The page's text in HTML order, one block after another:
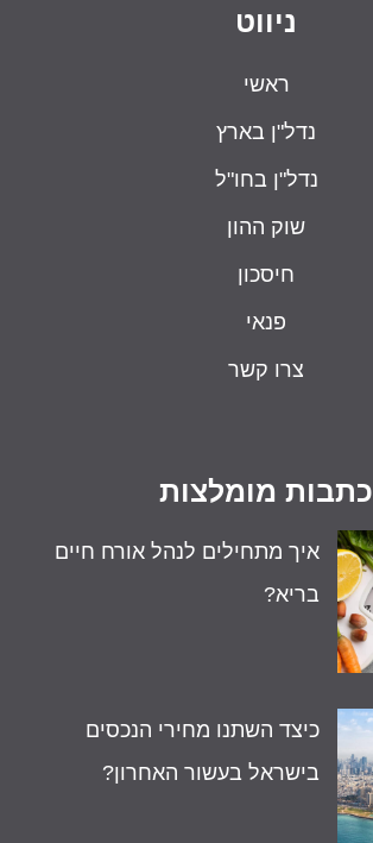
ניווט
ראשי
נדל"ן בארץ
נדל"ן בחו"ל
שוק ההון
חיסכון
פנאי
צרו קשר
כתבות מומלצות
איך מתחילים לנהל אורח חיים
בריא?
כיצד השתנו מחירי הנכסים
בישראל בעשור האחרון?